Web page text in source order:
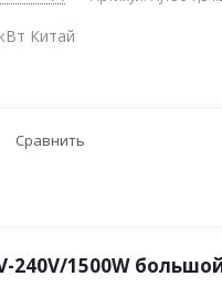
Китай
Сравнить
240V/1500W